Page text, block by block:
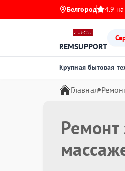
Белгород 4.9
REMSUPPORT
Крупная бытовая
Главная
Ремонт